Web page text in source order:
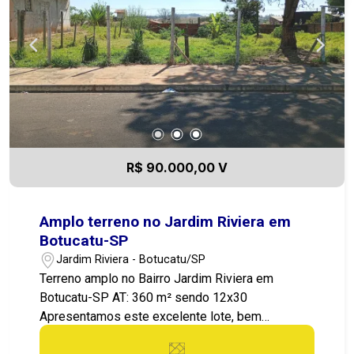
que permite preservar a natureza da região, com
clubes, trilhas ecológicas, lagos e uma ecopista
para caminhadas e exercícios, academia ao ar e
vários outros serviços, localizado na Estância
Turística de Paranapanema, São Paulo, situado
estrategicamente no km 266 da Rodovia Raposo
Tavares. O seu grande diferencial é estar
posicionado às margens da Represa Jurumirim, a
maior e mais limpa do estado de São Paulo!
Entre em contato agora mesmo e agende sua
R$ 90.000,00 V
Amplo terreno no Jardim Riviera em
Botucatu-SP
Jardim Riviera - Botucatu/SP
Terreno amplo no Bairro Jardim Riviera em
Botucatu-SP AT: 360 m² sendo 12x30
Apresentamos este excelente lote, bem
localizado no Bairro, Boa topografia, frente ampla